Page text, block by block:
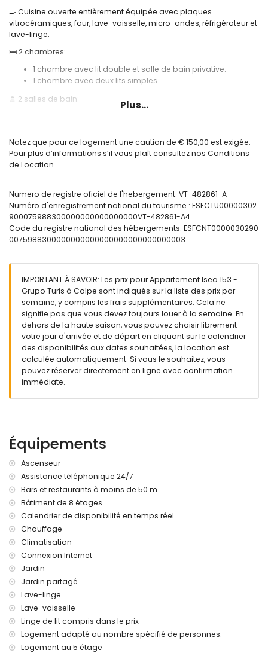
🍳 Cuisine ouverte entièrement équipée avec plaques
vitrocéramiques, four, lave-vaisselle, micro-ondes, réfrigérateur et
lave-linge.
🛏️ 2 chambres:
1 chambre avec lit double et salle de bain privative.
1 chambre avec deux lits simples.
🚿 2 salles de bain:
🪟 Terrasse meublée offrant une vue fantastique sur la mer.
❄️ Climatisation.
🏊 Piscine et douche extérieure communes.
🛝 Aire de jeux pour enfants.
Informations pratiques:
avec un coût additionnel.
🚭 Logement non-fumeur.
🚫 Animaux de compagnie non admis.
📦 Linge de lit, serviettes et torchons de cuisine sont fournis.
📞 Service d'urgence téléphonique 24h/24.
🔐 Hébergement officiellement enregistré.
Plus...
Notez que pour ce logement une caution de € 150,00 est exigée.
Pour plus d’informations s’il vous plaît consultez nos Conditions
de Location.
Numero de registre oficiel de l'hebergement: VT-482861-A
Numéro d'enregistrement national du tourisme : ESFCTU00000302
900075988300000000000000000VT-482861-A4
Code du registre national des hébergements: ESFCNT0000030290
0075988300000000000000000000000000003
IMPORTANT À SAVOIR: Les prix pour Appartement Isea 153 -
Grupo Turis à Calpe sont indiqués sur la liste des prix par
semaine, y compris les frais supplémentaires. Cela ne
signifie pas que vous devez toujours louer à la semaine. En
dehors de la haute saison, vous pouvez choisir librement
votre jour d'arrivée et de départ en cliquant sur le calendrier
des disponibilités aux dates souhaitées, la location est
calculée automatiquement. Si vous le souhaitez, vous
pouvez réserver directement en ligne avec confirmation
immédiate.
Équipements
Ascenseur
Assistance téléphonique 24/7
Bars et restaurants à moins de 50 m.
Bâtiment de 8 étages
Calendrier de disponibilité en temps réel
Chauffage
Climatisation
Connexion Internet
Jardin
Jardin partagé
Lave-linge
Lave-vaisselle
Linge de lit compris dans le prix
Logement adapté au nombre spécifié de personnes.
Logement au 5 étage